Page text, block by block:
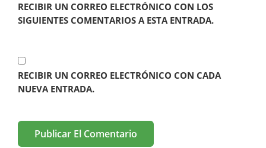
RECIBIR UN CORREO ELECTRÓNICO CON LOS
SIGUIENTES COMENTARIOS A ESTA ENTRADA.
RECIBIR UN CORREO ELECTRÓNICO CON CADA
NUEVA ENTRADA.